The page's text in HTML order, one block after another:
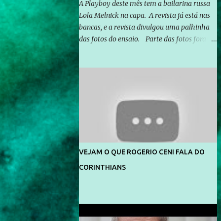
A Playboy deste mês tem a bailarina russa
Lola Melnick na capa. A revista já está nas
bancas, e a revista divulgou uma palhinha
das fotos do ensaio. Parte das fotos foram
divulga capa e primeiras fotos de Lola
Melnick - @aredacao
VEJAM O QUE ROGERIO CENI FALA DO
CORINTHIANS